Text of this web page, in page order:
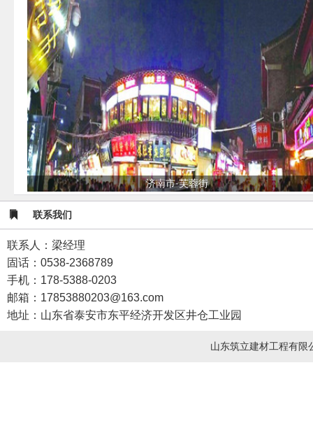
济南市·芙蓉街
联系我们
联系人：梁经理
固话：0538-2368789
手机：178-5388-0203
邮箱：17853880203@163.com
地址：山东省泰安市东平经济开发区井仓工业园
山东筑立建材工程有